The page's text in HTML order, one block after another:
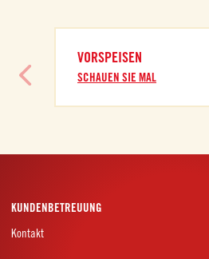
VORSPEISEN
SCHAUEN SIE MAL
KUNDENBETREUUNG
Kontakt